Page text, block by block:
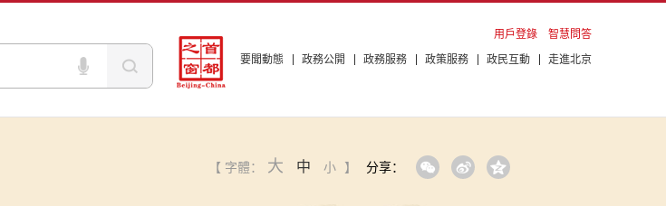
要聞動態 政務公開 政務服務 政策服務 政民互動 走進北京
用戶登錄 智慧問答
分享：
【 字體： 大 中 小 】